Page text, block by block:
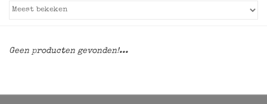
Geen producten gevonden!...